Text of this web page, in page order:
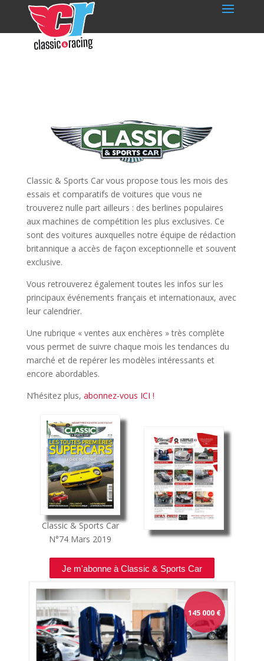
Classic & Sports Car vous propose tous les mois des
essais et comparatifs de voitures que vous ne
trouverez nulle part ailleurs : des berlines populaires
aux machines de compétition les plus exclusives. Ce
sont des voitures auxquelles notre équipe de rédaction
britannique a accès de façon exceptionnelle et souvent
exclusive.
Vous retrouverez également toutes les infos sur les
principaux événements français et internationaux, avec
leur calendrier.
Une rubrique « ventes aux enchères » très complète
vous permet de suivre chaque mois les tendances du
marché et de repérer les modèles intéressants et
encore abordables.
N’hésitez plus, abonnez-vous ICI !
Classic & Sports Car
N°74 Mars 2019
Je m'abonne à Classic & Sports Car
145 000€